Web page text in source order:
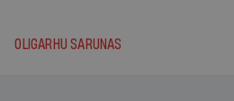
OLIGARHU SARUNAS